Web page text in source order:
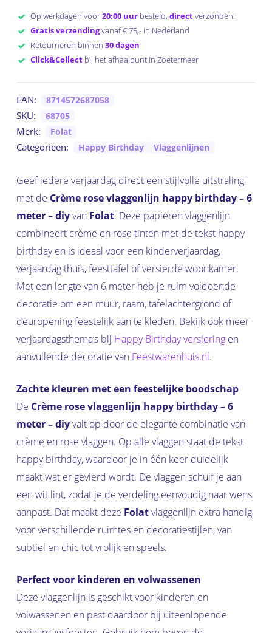
Op werkdagen vóór20:00 uurbesteld, directverzonden!
Gratis verzendingvanaf € 75,- in Nederland
Retourneren binnen 30 dagen
Click&Collectbij het afhaalpunt in Zoetermeer
EAN: 8714572687058
SKU: 68705
Merk: Folat
Categorieen: Happy Birthday Vlaggenlijnen
Geef iedere verjaardag direct een stijlvolle uitstraling
met de Crème rose vlaggenlijn happy birthday – 6
meter – diyvan Folat. Deze papieren vlaggenlijn
combineert crème en rose tinten met de tekst happy
birthday en is ideaal voor een kinderverjaardag,
verjaardag thuis, feesttafel of versierde woonkamer.
Met een lengte van 6 meter heb je ruim voldoende
decoratie om een muur, raam, tafelachtergrond of
deuropening feestelijk aan te kleden. Bekijk ook meer
verjaardagsthema’s bij Happy Birthday versieringen
aanvullende decoratie van Feestwarenhuis.nl.
Zachte kleuren met een feestelijke boodschap
De Crème rose vlaggenlijn happy birthday – 6
meter – diyvalt op door de elegante combinatie van
crème en rose vlaggen. Op alle vlaggen staat de tekst
happy birthday, waardoor je in één keer duidelijk
maakt wat er gevierd wordt. De vlaggen schuif je aan
een wit lint, zodat je de verdeling eenvoudig naar wens
aanpast. Dat maakt deze Folatvlaggenlijn extra handig
voor verschillende ruimtes en decoratiestijlen, van
subtiel en chic tot vrolijk en speels.
Perfect voor kinderen en volwassenen
Deze vlaggenlijn is geschikt voor kinderen en
volwassenen en past daardoor bij uiteenlopende